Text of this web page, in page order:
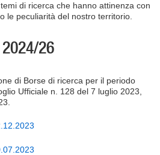
di ricerca che hanno attinenza con
le peculiarità del nostro territorio.
26
di Borse di ricerca per il periodo
Ufficiale n. 128 del 7 luglio 2023,